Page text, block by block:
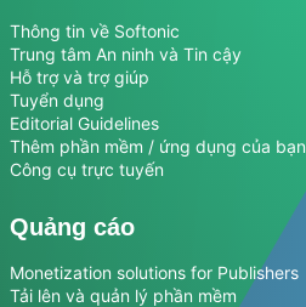
Thông tin về Softonic
Trung tâm An ninh và Tin cậy
Hỗ trợ và trợ giúp
Tuyển dụng
Editorial Guidelines
Thêm phần mềm / ứng dụng của bạn
Công cụ trực tuyến
Quảng cáo
Monetization solutions for Publishers
Tải lên và quản lý phần mềm